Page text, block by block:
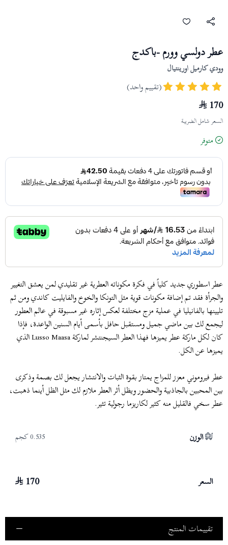
عطر دولسي وورم -باكدج
وودي كارميل اورينتيال
(تقييم واحد)
170
السعر شامل الضريبة
متوفر
عطر اسطوري جديد كلياً في فكرة مكوناته العطرية غير تقليدي لمن يعشق التغيير
والجرأة فقد تم إضافة مكونات قوية مثل التونكا والخوخ والفايليت كاندي ومن ثم
تليينها بالفانيليا في عملية مزج مختلفة لعكس إثاره غير مسبوقة في عالم العطور
ليجمع لك بين ماضي جميل ومستقبل حافل بأسمى أيام السنين الواعدة، فإذا
كان لكل ماركة عطر يميزها فهذا العطر السيجنتشر لماركة Lusso Maasa الذي
يميزها عن الكل.
عطر فيروموني معزز للمزاج يمتاز بقوة الثبات والانتشار يجعل لك بصمة وذكرى
بين المحبين بالجاذبية والحضور ويظل أثر العطر ملازم لك مثل الظل أينما ذهبت،
عطر سخي فالقليل منه كثير لكاريزما رجولية تثير.
الوزن 0.535 كجم
السعر 170
تقييمات المنتج